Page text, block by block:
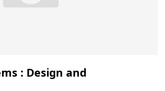
: Design and